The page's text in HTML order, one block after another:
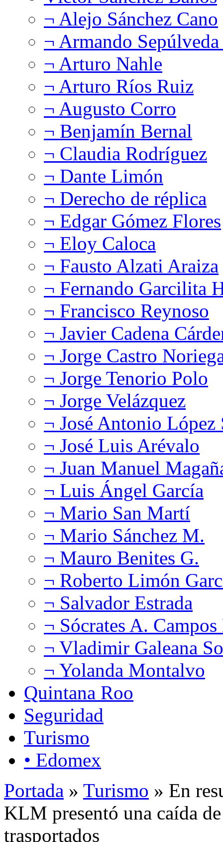
¬ Alejo Sánchez Cano
¬ Armando
¬ Arturo Nahle
¬ Arturo Ríos Ruiz
¬ Augusto Corro
¬ Benjamín Bernal
¬ Claudia Rodríguez
¬ Dante Limón
¬ Derecho de réplica
¬ Edgar Gómez Flores
¬ Eloy Caloca
¬ Fausto Alzati Araiza
¬ Fernando Garcilita
¬ Francisco Reynoso
¬ Javier Cadena
¬ Jorge Castro
¬ Jorge Tenorio Polo
¬ Jorge Velázquez
¬ José Antonio López
¬ José Luis Arévalo
¬ Juan Manuel
¬ Luis Ángel García
¬ Mario San Martí
¬ Mario Sánchez M.
¬ Mauro Benites G.
¬ Roberto Limón
¬ Salvador Estrada
¬ Sócrates A.
¬ Vladimir Galeana
¬ Yolanda Montalvo
Quintana Roo
Seguridad
Turismo
• Edomex
Portada » Turismo » En
KLM presentó una caída
trasportados